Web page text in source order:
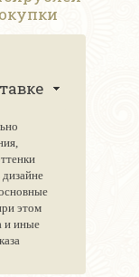
дизайне
этом
и иные